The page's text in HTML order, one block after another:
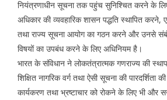
नियंत्रणाधीन सूचना तक पहुंच सुनिश्चित करने के
अधिकार की व्यवहारिक शासन पद्धति स्थापित
तथा राज्य सूचना आयोग का गठन करने और उनसे
विषयों का उपबंध करने के लिए अधिनियम है।
भारत के संविधान ने लोकतंत्रात्मक गणराज्य की
शिक्षित नागरिक वर्ग तथा ऐसी सूचना की
कार्यकरण तथा भ्रष्टाचार को रोकने के लिए भी और